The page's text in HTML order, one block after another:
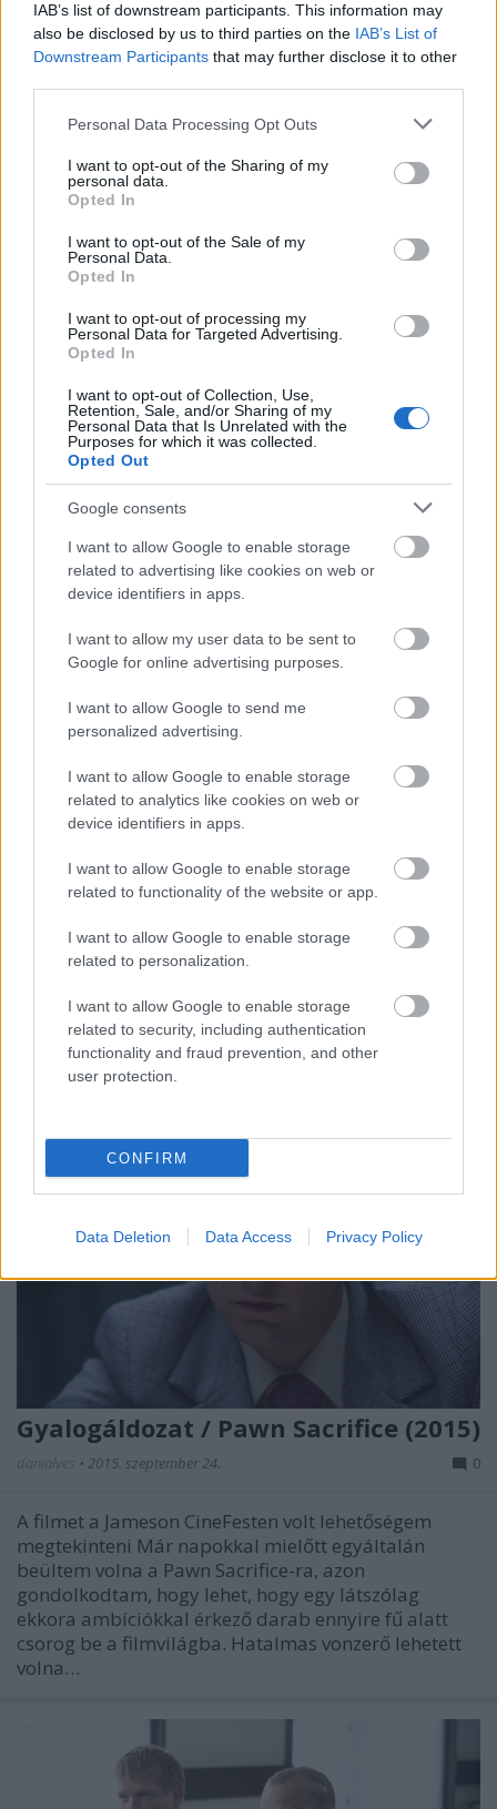
IAB’s list of downstream participants. This information may
also be disclosed by us to third parties on the IAB’s List of
Downstream Participants that may further disclose it to other
Please note that this website/app uses one or more Google
not limited to your visit or usage behaviour. You may click to
grant or deny consent to Google and its third-party tags to
use your data for below specified purposes in below Google
consent section.
Personal Data Processing Opt Outs
I want to opt-out of the Sharing of my
personal data.
Opted In
I want to opt-out of the Sale of my
Personal Data.
Opted In
I want to opt-out of processing my
Personal Data for Targeted Advertising.
Opted In
I want to opt-out of Collection, Use,
Retention, Sale, and/or Sharing of my
Personal Data that Is Unrelated with the
Purposes for which it was collected.
Opted Out
Google consents
I want to allow Google to enable storage
related to advertising like cookies on web or
device identifiers in apps.
I want to allow my user data to be sent to
Google for online advertising purposes.
I want to allow Google to send me
personalized advertising.
I want to allow Google to enable storage
related to analytics like cookies on web or
device identifiers in apps.
I want to allow Google to enable storage
related to functionality of the website or app.
I want to allow Google to enable storage
related to personalization.
I want to allow Google to enable storage
related to security, including authentication
functionality and fraud prevention, and other
user protection.
CONFIRM
Data Deletion Data Access Privacy Policy
Aki túllépett édesapja árnyékán:
Michael Douglas (1944-)
FilmBaráth•2015. szeptember 25.
A tavalyi Golden Globe gálán tombolva ünnepelték a
kollégák Michael Douglas-t, amikor átvette a Túl a
csillogáson című tévéfilmben nyújtott alakításáért a
díjat, és szerintem nem én voltam az egyetlen néző,
aki határtalanul boldog volt, hogy gyerekkori
kedvence hosszú…
A mi titkos helyünk / You yi ge di
fang zhi you wo men zhi dao (2015)
kínai filmművészet rengeteg filmet ont magából. A
megnyitó alkalmával sok-sok számot hallottunk, az
műfajokban gazdag, megannyi mozival
rendelkeznek. Kína óriási, szóval a…
Gyalogáldozat / Pawn Sacrifice (2015)
• 2015. szeptember 24. 0
A filmet a Jameson CineFesten volt lehetőségem
megtekinteni Már napokkal mielőtt egyáltalán
beültem volna a Pawn Sacrifice-ra, azon
gondolkodtam, hogy lehet, hogy egy látszólag
ekkora ambíciókkal érkező darab ennyire fű alatt
csorog be a filmvilágba. Hatalmas vonzerő lehetett
volna…